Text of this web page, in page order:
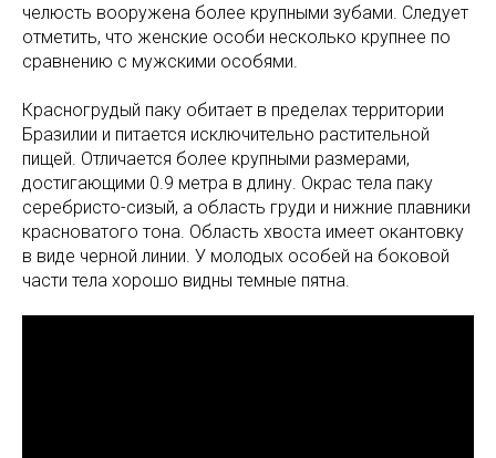
челюсть вооружена более крупными зубами. Следует
отметить, что женские особи несколько крупнее по
сравнению с мужскими особями.
Красногрудый паку обитает в пределах территории
Бразилии и питается исключительно растительной
пищей. Отличается более крупными размерами,
достигающими 0.9 метра в длину. Окрас тела паку
серебристо-сизый, а область груди и нижние плавники
красноватого тона. Область хвоста имеет окантовку
в виде черной линии. У молодых особей на боковой
части тела хорошо видны темные пятна.